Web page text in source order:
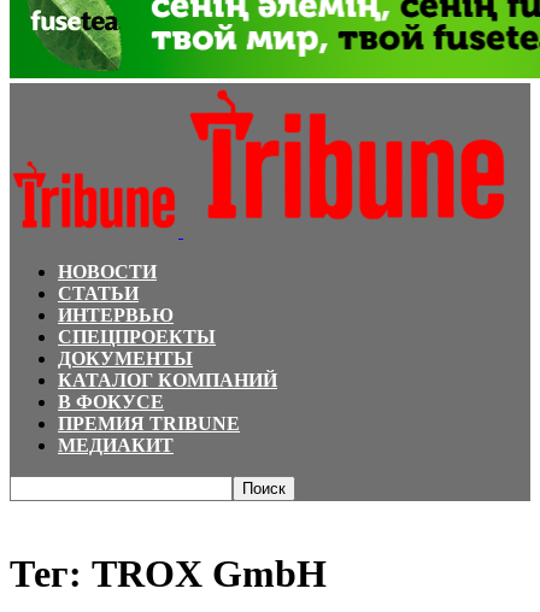
НОВОСТИ
СТАТЬИ
ИНТЕРВЬЮ
СПЕЦПРОЕКТЫ
ДОКУМЕНТЫ
КАТАЛОГ КОМПАНИЙ
В ФОКУСЕ
ПРЕМИЯ TRIBUNE
МЕДИАКИТ
Тег: TROX GmbH